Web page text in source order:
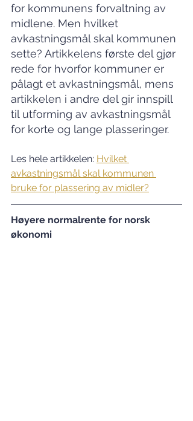
for kommunens forvaltning av
midlene. Men hvilket
avkastningsmål skal kommunen
sette? Artikkelens første del gjør
rede for hvorfor kommuner er
pålagt et avkastningsmål, mens
artikkelen i andre del gir innspill
til utforming av avkastningsmål
for korte og lange plasseringer.
Les hele artikkelen: Hvilket
avkastningsmål skal kommunen
bruke for plassering av midler?
Høyere normalrente for norsk
økonomi